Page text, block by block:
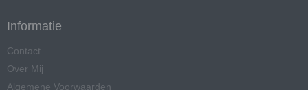
Informatie
Contact
Over Mij
Algemene Voorwaarden